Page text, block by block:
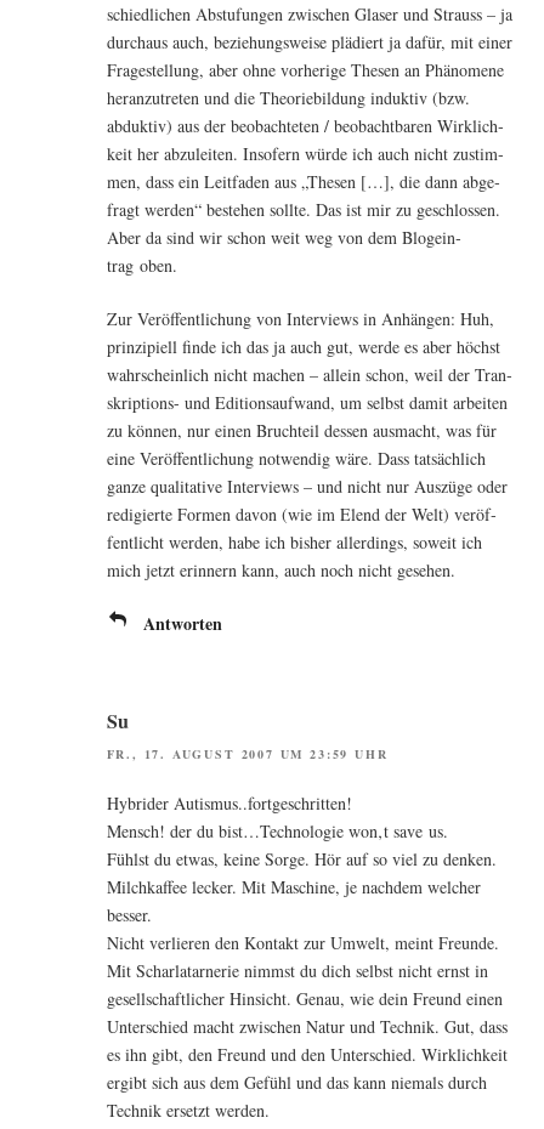
schied­li­chen Abstu­fun­gen zwi­schen Gla­ser und Strauss – ja
durch­aus auch, bezie­hungs­wei­se plä­diert ja dafür, mit einer
Fra­ge­stel­lung, aber ohne vor­he­ri­ge The­sen an Phä­no­me­ne
her­an­zu­tre­ten und die Theo­rie­bil­dung induk­tiv (bzw.
abduk­tiv) aus der beob­ach­te­ten / beob­acht­ba­ren Wirk­lich­
keit her abzu­lei­ten. Inso­fern wür­de ich auch nicht zustim­
men, dass ein Leit­fa­den aus „The­sen […], die dann abge­
fragt wer­den“ bestehen soll­te. Das ist mir zu geschlos­sen.
Aber da sind wir schon weit weg von dem Blog­ein­
trag oben.
Zur Ver­öf­fent­li­chung von Inter­views in Anhän­gen: Huh,
prin­zi­pi­ell fin­de ich das ja auch gut, wer­de es aber höchst
wahr­schein­lich nicht machen – allein schon, weil der Tran­
skrip­ti­ons- und Edi­ti­ons­auf­wand, um selbst damit arbei­ten
zu kön­nen, nur einen Bruch­teil des­sen aus­macht, was für
eine Ver­öf­fent­li­chung not­wen­dig wäre. Dass tat­säch­lich
gan­ze qua­li­ta­ti­ve Inter­views – und nicht nur Aus­zü­ge oder
redi­gier­te For­men davon (wie im Elend der Welt) ver­öf­
fent­licht wer­den, habe ich bis­her aller­dings, soweit ich
mich jetzt erin­nern kann, auch noch nicht gesehen.
Antworten
Su
FR., 17. AUGUST 2007 UM 23:59 UHR
Hybri­der Autismus..fortgeschritten!
Mensch! der du bist…Technologie won‚t save us.
Fühlst du etwas, kei­ne Sor­ge. Hör auf so viel zu den­ken.
Milch­kaf­fee lecker. Mit Maschi­ne, je nach­dem wel­cher
besser.
Nicht ver­lie­ren den Kon­takt zur Umwelt, meint Freun­de.
Mit Schar­latar­ne­rie nimmst du dich selbst nicht ernst in
gesell­schaft­li­cher Hin­sicht. Genau, wie dein Freund einen
Unter­schied macht zwi­schen Natur und Tech­nik. Gut, dass
es ihn gibt, den Freund und den Unter­schied. Wirk­lich­keit
ergibt sich aus dem Gefühl und das kann nie­mals durch
Tech­nik ersetzt werden.